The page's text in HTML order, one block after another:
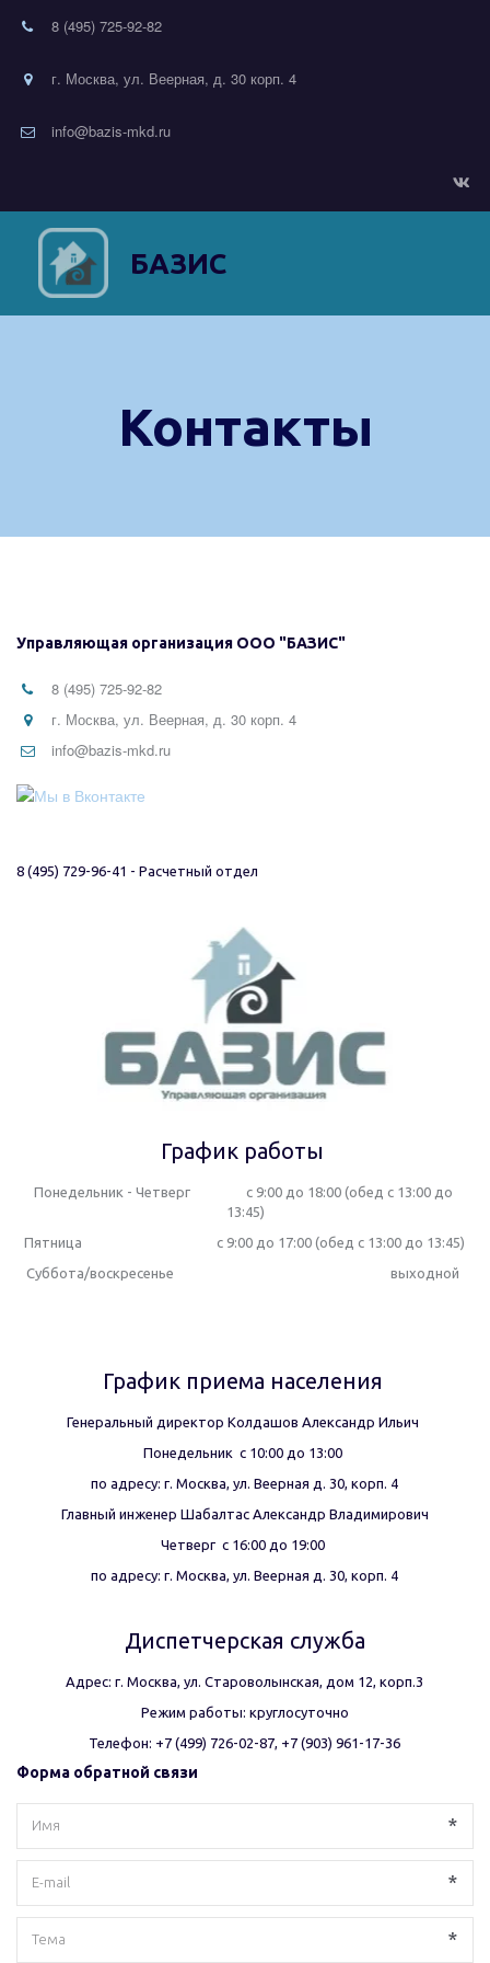
8 (495) 725-92-82
г. Москва, ул. Веерная, д. 30 корп. 4
info@bazis-mkd.ru
БАЗИС
Контакты
Управляющая организация ООО "БАЗИС"
8 (495) 725-92-82
г. Москва, ул. Веерная, д. 30 корп. 4
info@bazis-mkd.ru
8 (495) 729-96-41 - Расчетный отдел
График работы
Понедельник - Четверг                 с 9:00 до 18:00 (обед с 13:00 до
13:45)
Пятница                                         с 9:00 до 17:00 (обед с 13:00 до 13:45)
Суббота/воскресенье                                                                  выходной
График приема населения
Генеральный директор Колдашов Александр Ильич
Понедельник  с 10:00 до 13:00
по адресу: г. Москва, ул. Веерная д. 30, корп. 4
Главный инженер Шабалтас Александр Владимирович
Четверг  с 16:00 до 19:00
по адресу: г. Москва, ул. Веерная д. 30, корп. 4
Диспетчерская служба
Адрес: г. Москва, ул. Староволынская, дом 12, корп.3
Режим работы: круглосуточно
Телефон: +7 (499) 726-02-87, +7 (903) 961-17-36
Форма обратной связи
*
*
*